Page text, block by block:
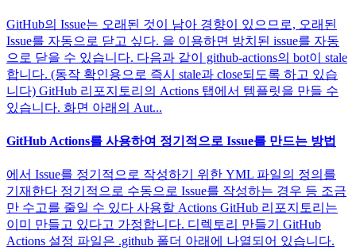
GitHub의 Issue는 오래된 것이 남아 경향이 있으므로, 오래된
Issue를 자동으로 닫고 싶다. 을 이용하면 방치된 issue를 자동
으로 닫을 수 있습니다. 다음과 같이 github-actions의 bot이 stale
합니다. (동작 확인용으로 즉시 stale과 close되도록 하고 있습
니다) GitHub 리포지토리의 Actions 탭에서 템플릿을 만들 수
있습니다. 화면 아래의 Aut...
GitHub Actions를 사용하여 정기적으로 Issue를 만드는 방법
에서 Issue를 정기적으로 작성하기 위한 YML 파일의 정의를
기재한다 정기적으로 수동으로 Issue를 작성하는 경우 등 조금
만 수고를 줄일 수 있다 사용할 Actions GitHub 리포지토리는
이미 만들고 있다고 가정합니다. 디렉토리 만들기 GitHub
Actions 설정 파일은 .github 폴더 아래에 나열되어 있습니다.